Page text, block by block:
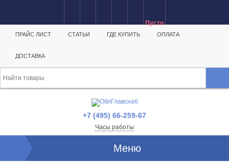
Пусто
ПРАЙС ЛИСТ СТАТЬИ ГДЕ КУПИТЬ ОПЛАТА
ДОСТАВКА
+7 (495) 66-259-67
Часы работы
Меню